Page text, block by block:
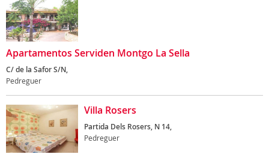
Apartamentos Serviden Montgo La Sella
C/ de la Safor S/N,
Pedreguer
Villa Rosers
Partida Dels Rosers, N 14,
Pedreguer